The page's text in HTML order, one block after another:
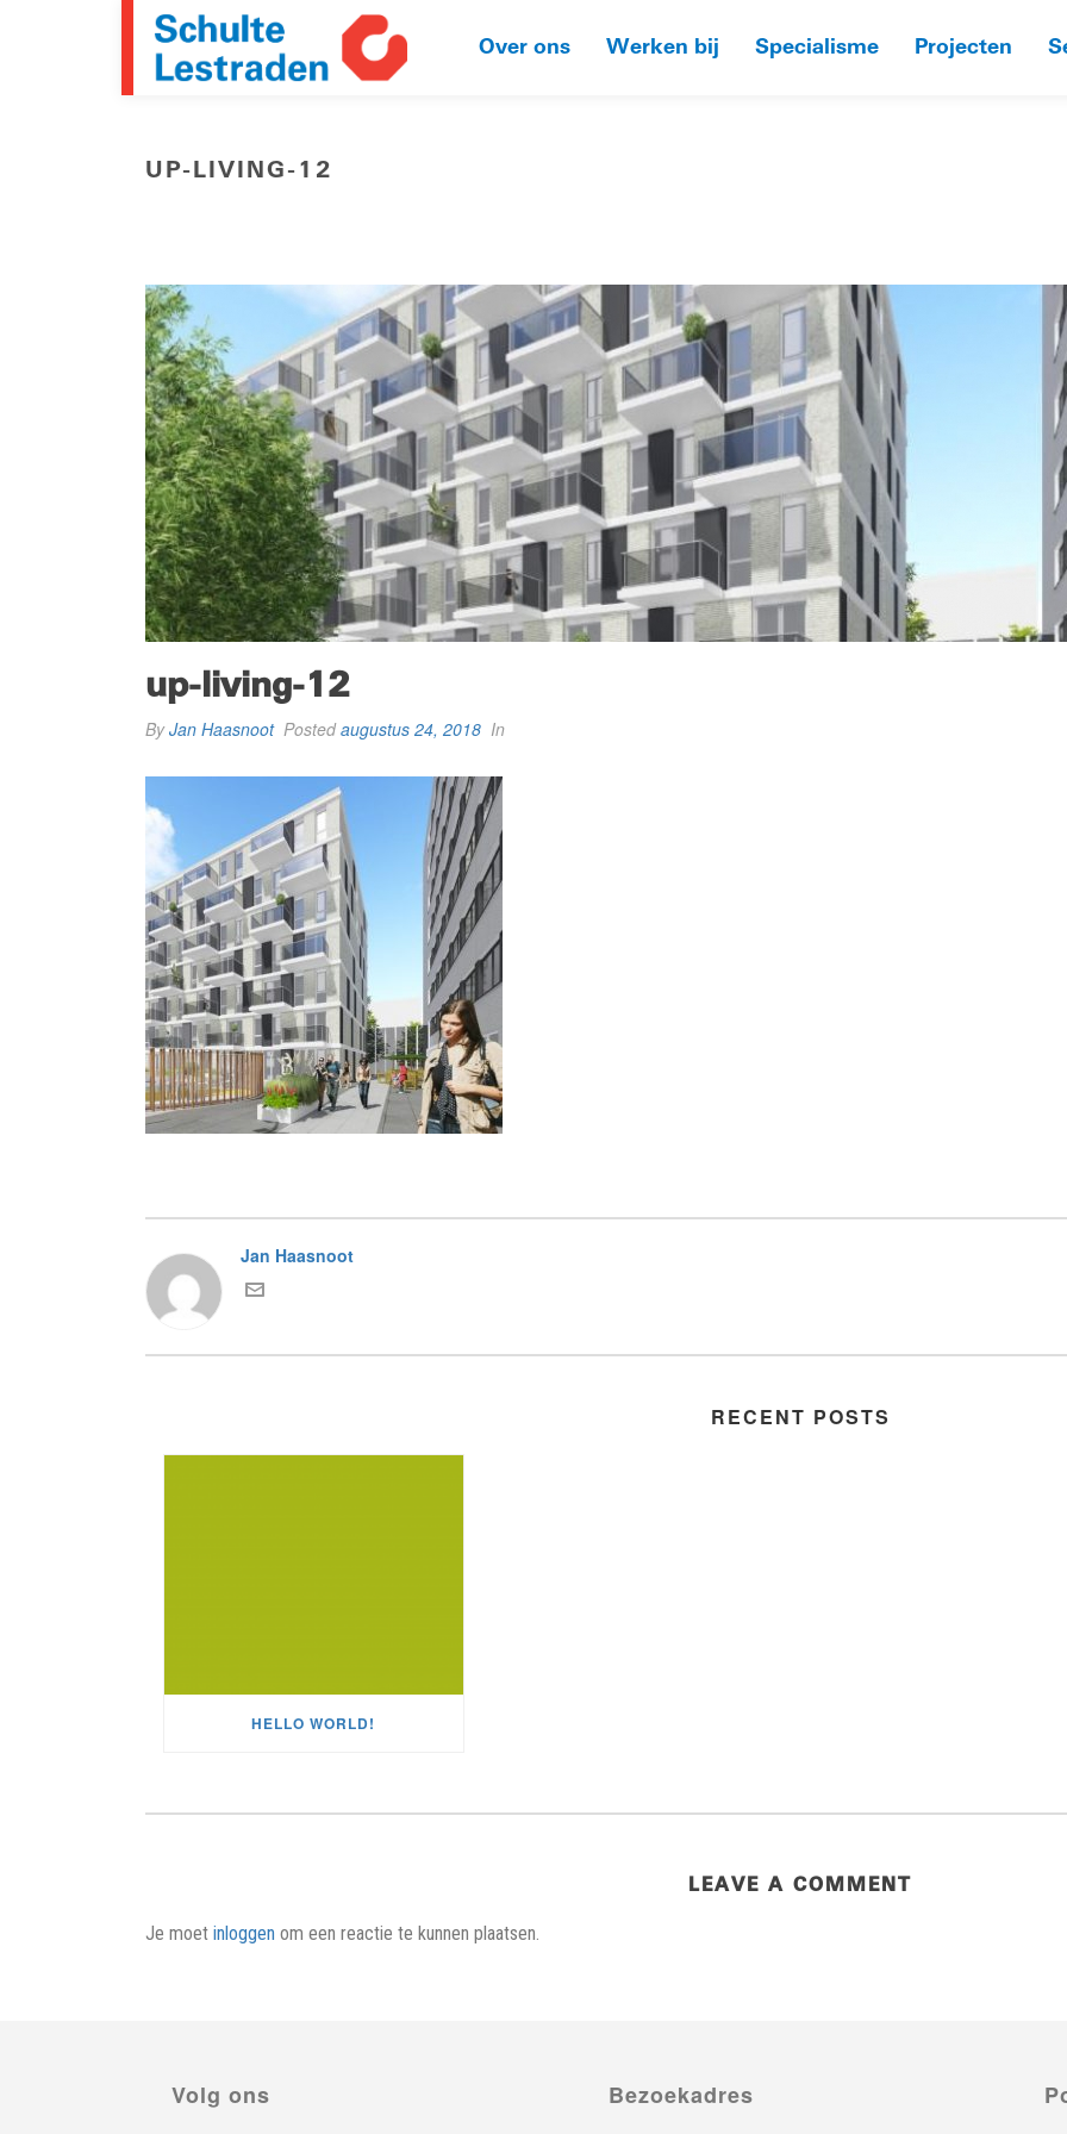
Over ons Werken bij Specialisme Projecten
UP-LIVING-12
up-living-12
ByJan Haasnoot Postedaugustus 24, 2018 In
Jan Haasnoot
RECENT POSTS
HELLO WORLD!
LEAVE A COMMENT
Je moet inloggen om een reactie te kunnen plaatsen.
Volg ons Bezoekadres